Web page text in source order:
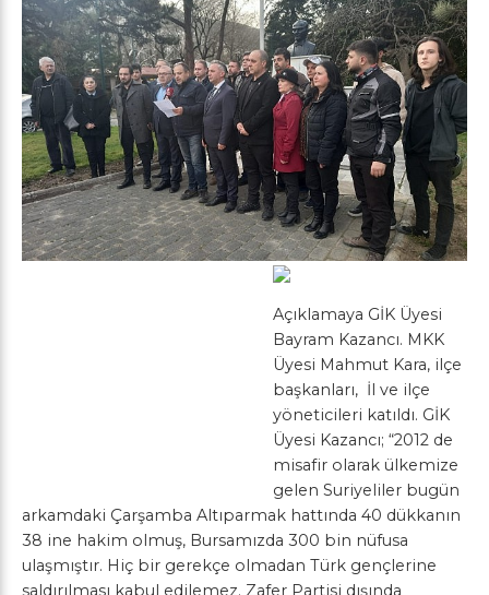
Açıklamaya GİK Üyesi
Bayram Kazancı. MKK
Üyesi Mahmut Kara, ilçe
başkanları, İl ve ilçe
yöneticileri katıldı. GİK
Üyesi Kazancı; “2012 de
misafir olarak ülkemize
gelen Suriyeliler bugün
arkamdaki Çarşamba Altıparmak hattında 40 dükkanın
38 ine hakim olmuş, Bursamızda 300 bin nüfusa
ulaşmıştır. Hiç bir gerekçe olmadan Türk gençlerine
saldırılması kabul edilemez. Zafer Partisi dışında